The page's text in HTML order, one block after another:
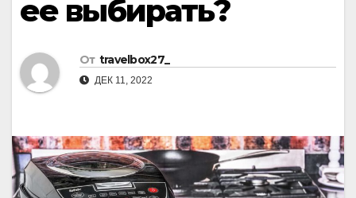
ее выбирать?
От travelbox27_
ДЕК 11, 2022